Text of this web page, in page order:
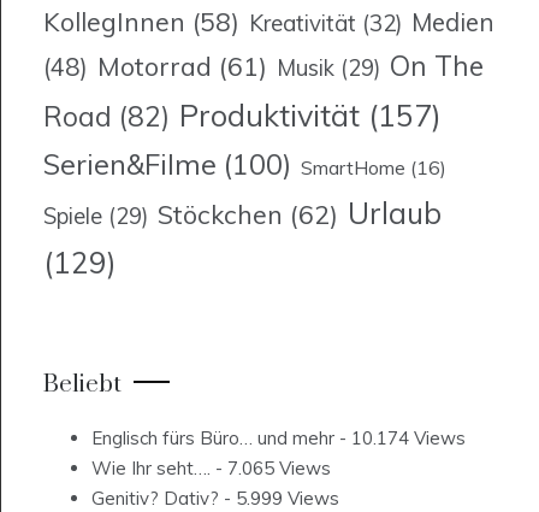
KollegInnen (58) Kreativität (32) Medien
(48) Motorrad (61) Musik (29) On The
Road (82) Produktivität (157)
Serien&Filme (100) SmartHome (16)
Spiele (29) Stöckchen (62) Urlaub
(129)
Beliebt
Englisch fürs Büro… und mehr - 10.174 Views
Wie Ihr seht…. - 7.065 Views
Genitiv? Dativ? - 5.999 Views